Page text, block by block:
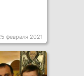
февраля 2021